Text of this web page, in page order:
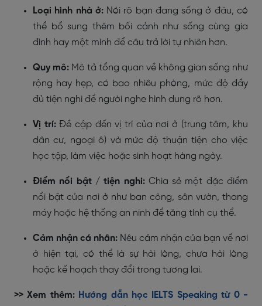
Loại hình nhà ở: Nói rõ bạn đang sống ở đâu, có
thể bổ sung thêm bối cảnh như sống cùng gia
đình hay một mình để câu trả lời tự nhiên hơn.
Quy mô: Mô tả tổng quan về không gian sống như
rộng hay hẹp, có bao nhiêu phòng, mức độ đầy
đủ tiện nghi để người nghe hình dung rõ hơn.
Vị trí:Đề cập đến vị trí của nơi ở (trung tâm, khu
dân cư, ngoại ô) và mức độ thuận tiện cho việc
học tập, làm việc hoặc sinh hoạt hàng ngày.
Điểm nổi bật / tiện nghi: Chia sẻ một đặc điểm
nổi bật của nơi ở như ban công, sân vườn, thang
máy hoặc hệ thống an ninh để tăng tính cụ thể.
Cảm nhận cá nhân: Nêu cảm nhận của bạn về nơi
ở hiện tại, có thể là sự hài lòng, chưa hài lòng
hoặc kế hoạch thay đổi trong tương lai.
>> Xem thêm: Hướng dẫn học IELTS Speaking từ 0 -